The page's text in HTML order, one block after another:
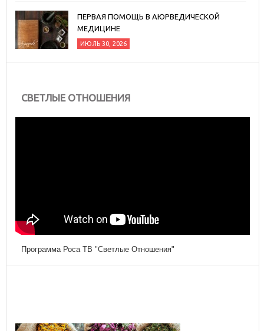
ПЕРВАЯ ПОМОЩЬ В АЮРВЕДИЧЕСКОЙ
МЕДИЦИНЕ
ИЮЛЬ 30, 2026
СВЕТЛЫЕ ОТНОШЕНИЯ
Программа Роса ТВ "Светлые Отношения"